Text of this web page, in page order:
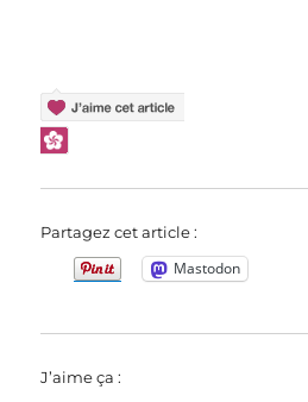
Partagez cet article :
Mastodon
J’aime ça :